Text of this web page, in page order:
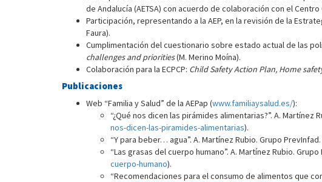
de Andalucía (AETSA) con acuerdo de colaboración con el
Participación, representando a la AEP, en la revisión de la
Faura).
Cumplimentación del cuestionario sobre estado actual de las
challenges and priorities(M. Merino Moína).
Colaboración para la ECPCP: Child Safety Action Plan, Home
Publicaciones
Web “Familia y Salud” de la AEPap (www.familiaysalud.es/):
“¿Qué nos dicen las pirámides alimentarias?”. A. Martínez
nos-dicen-las-piramides-alimentarias).
“Y para beber… agua”. A. Martínez Rubio. Grupo
“Las grasas del cuerpo humano”. A. Martínez Rubio.
cuerpo-humano).
“Recomendaciones para el consumo de alimentos que